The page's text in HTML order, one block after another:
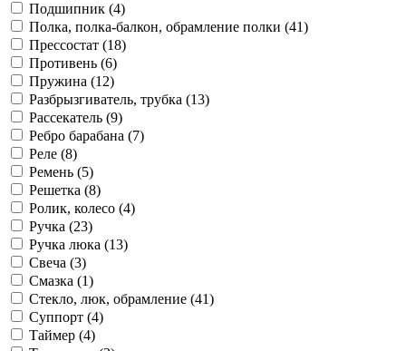
Подшипник (4)
Полка, полка-балкон, обрамление полки (41)
Прессостат (18)
Противень (6)
Пружина (12)
Разбрызгиватель, трубка (13)
Рассекатель (9)
Ребро барабана (7)
Реле (8)
Ремень (5)
Решетка (8)
Ролик, колесо (4)
Ручка (23)
Ручка люка (13)
Свеча (3)
Смазка (1)
Стекло, люк, обрамление (41)
Суппорт (4)
Таймер (4)